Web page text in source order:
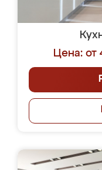
Цена: от